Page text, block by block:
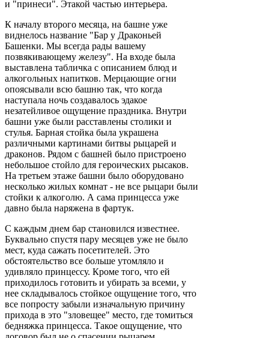
и "принеси". Этакой частью интерьера.
К началу второго месяца, на башне уже
виднелось название "Бар у Драконьей
Башенки. Мы всегда рады вашему
позвякивающему железу". На входе была
выставлена табличка с описанием блюд и
алкогольных напитков. Мерцающие огни
опоясывали всю башню так, что когда
наступала ночь создавалось эдакое
незатейливое ощущение праздника. Внутри
башни уже были расставлены столики и
стулья. Барная стойка была украшена
различными картинами битвы рыцарей и
драконов. Рядом с башней было пристроено
небольшое стойло для героических рысаков.
На третьем этаже башни было оборудовано
несколько жилых комнат - не все рыцари были
стойки к алкоголю. А сама принцесса уже
давно была наряжена в фартук.
С каждым днем бар становился известнее.
Буквально спустя пару месяцев уже не было
мест, куда сажать посетителей. Это
обстоятельство все больше утомляло и
удивляло принцессу. Кроме того, что ей
приходилось готовить и убирать за всеми, у
нее складывалось стойкое ощущение того, что
все попросту забыли изначальную причину
прихода в это "зловещее" место, где томиться
бедняжка принцесса. Такое ощущение, что